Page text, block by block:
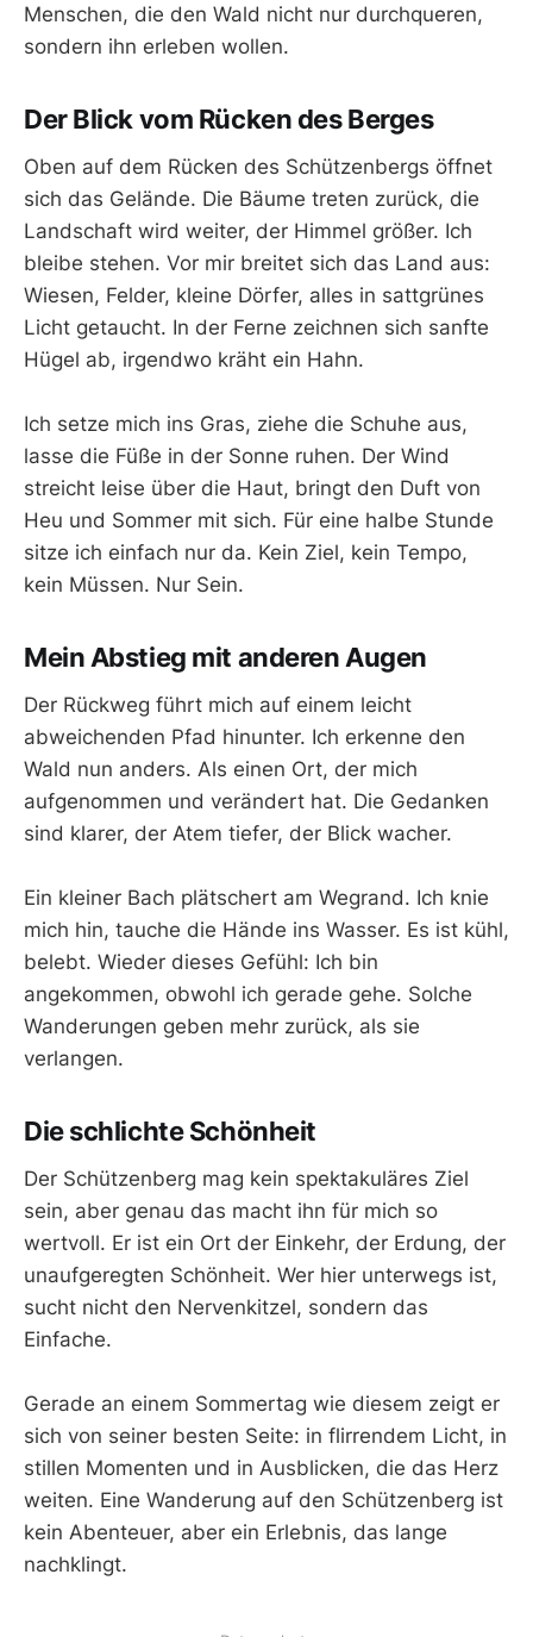
Menschen, die den Wald nicht nur durchqueren,
sondern ihn erleben wollen.
Der Blick vom Rücken des Berges
Oben auf dem Rücken des Schützenbergs öffnet
sich das Gelände. Die Bäume treten zurück, die
Landschaft wird weiter, der Himmel größer. Ich
bleibe stehen. Vor mir breitet sich das Land aus:
Wiesen, Felder, kleine Dörfer, alles in sattgrünes
Licht getaucht. In der Ferne zeichnen sich sanfte
Hügel ab, irgendwo kräht ein Hahn.
Ich setze mich ins Gras, ziehe die Schuhe aus,
lasse die Füße in der Sonne ruhen. Der Wind
streicht leise über die Haut, bringt den Duft von
Heu und Sommer mit sich. Für eine halbe Stunde
sitze ich einfach nur da. Kein Ziel, kein Tempo,
kein Müssen. Nur Sein.
Mein Abstieg mit anderen Augen
Der Rückweg führt mich auf einem leicht
abweichenden Pfad hinunter. Ich erkenne den
Wald nun anders. Als einen Ort, der mich
aufgenommen und verändert hat. Die Gedanken
sind klarer, der Atem tiefer, der Blick wacher.
Ein kleiner Bach plätschert am Wegrand. Ich knie
mich hin, tauche die Hände ins Wasser. Es ist kühl,
belebt. Wieder dieses Gefühl: Ich bin
angekommen, obwohl ich gerade gehe. Solche
Wanderungen geben mehr zurück, als sie
verlangen.
Die schlichte Schönheit
Der Schützenberg mag kein spektakuläres Ziel
sein, aber genau das macht ihn für mich so
wertvoll. Er ist ein Ort der Einkehr, der Erdung, der
unaufgeregten Schönheit. Wer hier unterwegs ist,
sucht nicht den Nervenkitzel, sondern das
Einfache.
Gerade an einem Sommertag wie diesem zeigt er
sich von seiner besten Seite: in flirrendem Licht, in
stillen Momenten und in Ausblicken, die das Herz
weiten. Eine Wanderung auf den Schützenberg ist
kein Abenteuer, aber ein Erlebnis, das lange
nachklingt.